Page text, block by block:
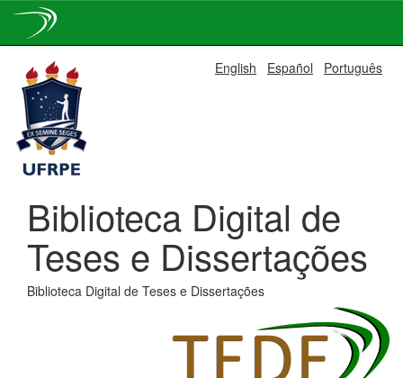
navigation
English Español Português
Biblioteca Digital de
Teses e Dissertações
Biblioteca Digital de Teses e Dissertações